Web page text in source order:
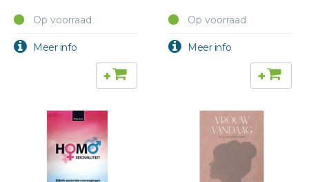
Op voorraad
+
Op voorraad
+